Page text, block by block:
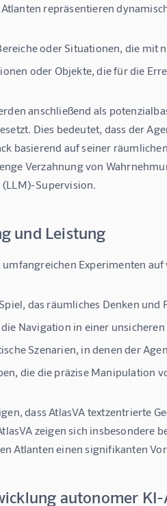
repräsentieren
oder Situationen, die mit
oder Objekte, die für die
anschließend als
Dies bedeutet, dass der
basierend auf seiner
Verzahnung von
Supervision.
und Leistung
Experimenten
das räumliches Denken und
Navigation in einer
Szenarien, in denen der
die die präzise Manipulation
dass AtlasVA textzentrierte
zeigen sich insbesondere
Atlanten einen signifikanten
autonomer